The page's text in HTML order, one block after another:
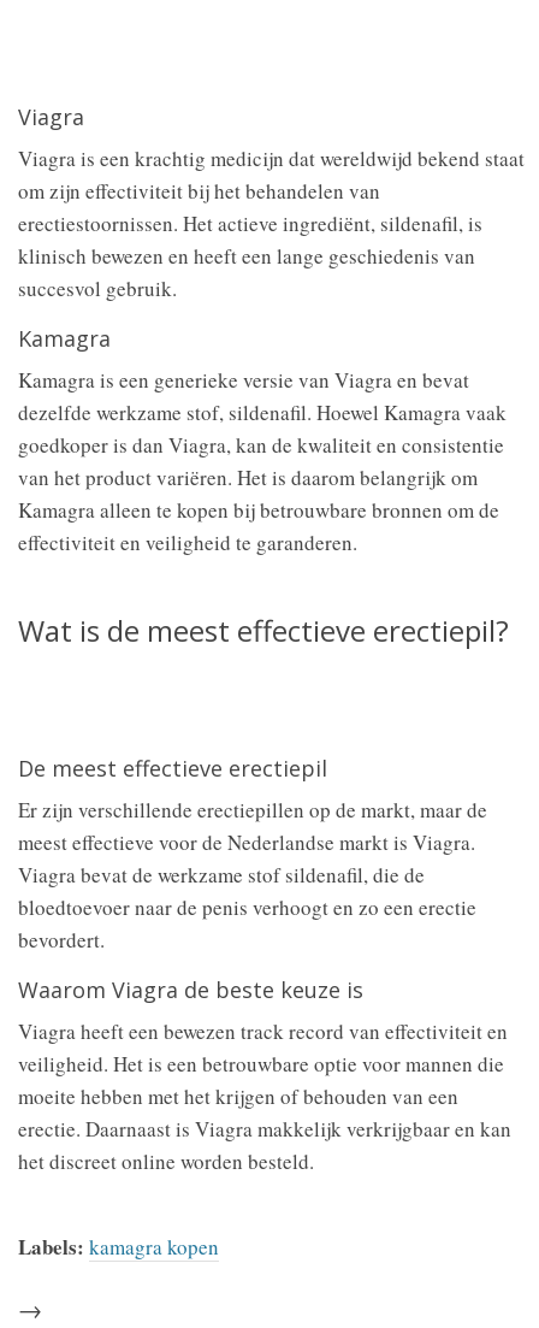
Viagra
Viagra is een krachtig medicijn dat wereldwijd bekend staat
om zijn effectiviteit bij het behandelen van
erectiestoornissen. Het actieve ingrediënt, sildenafil, is
klinisch bewezen en heeft een lange geschiedenis van
succesvol gebruik.
Kamagra
Kamagra is een generieke versie van Viagra en bevat
dezelfde werkzame stof, sildenafil. Hoewel Kamagra vaak
goedkoper is dan Viagra, kan de kwaliteit en consistentie
van het product variëren. Het is daarom belangrijk om
Kamagra alleen te kopen bij betrouwbare bronnen om de
effectiviteit en veiligheid te garanderen.
Wat is de meest effectieve erectiepil?
De meest effectieve erectiepil
Er zijn verschillende erectiepillen op de markt, maar de
meest effectieve voor de Nederlandse markt is Viagra.
Viagra bevat de werkzame stof sildenafil, die de
bloedtoevoer naar de penis verhoogt en zo een erectie
bevordert.
Waarom Viagra de beste keuze is
Viagra heeft een bewezen track record van effectiviteit en
veiligheid. Het is een betrouwbare optie voor mannen die
moeite hebben met het krijgen of behouden van een
erectie. Daarnaast is Viagra makkelijk verkrijgbaar en kan
het discreet online worden besteld.
Labels: kamagra kopen
→